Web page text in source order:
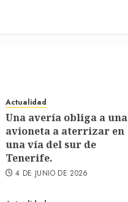
Actualidad
Una avería obliga a una
avioneta a aterrizar en
una vía del sur de
Tenerife.
4 DE JUNIO DE 2026